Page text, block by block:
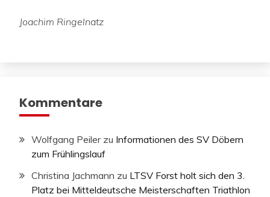
Joachim Ringelnatz
Kommentare
Wolfgang Peilerzu Informationen des SV Döbern
zum Frühlingslauf
Christina Jachmann zu LTSV Forst holt sich den 3.
Platz bei Mitteldeutsche Meisterschaften Triathlon